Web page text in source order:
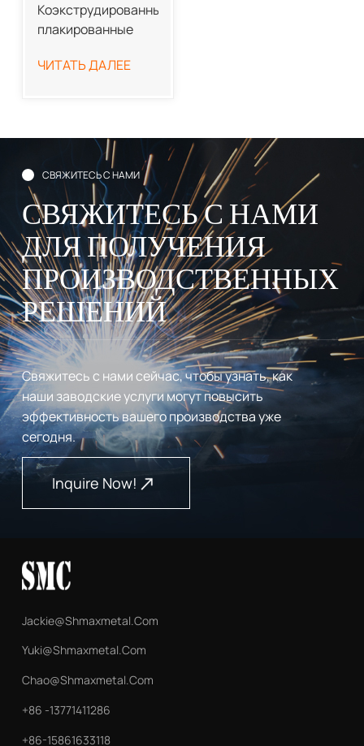
Коэкструдированные
плакированные
ЧИТАТЬ ДАЛЕЕ
СВЯЖИТЕСЬ С НАМИ
СВЯЖИТЕСЬ С НАМИ
ДЛЯ ПОЛУЧЕНИЯ
ПРОИЗВОДСТВЕННЫХ
РЕШЕНИЙ
Свяжитесь с нами сейчас, чтобы узнать, как
наши заводские услуги могут повысить
эффективность вашего производства уже
сегодня.
Inquire Now!
Jackie@shmaxmetal.com
Yuki@shmaxmetal.com
Chao@shmaxmetal.com
+86 -13771411286
+86-15861633118